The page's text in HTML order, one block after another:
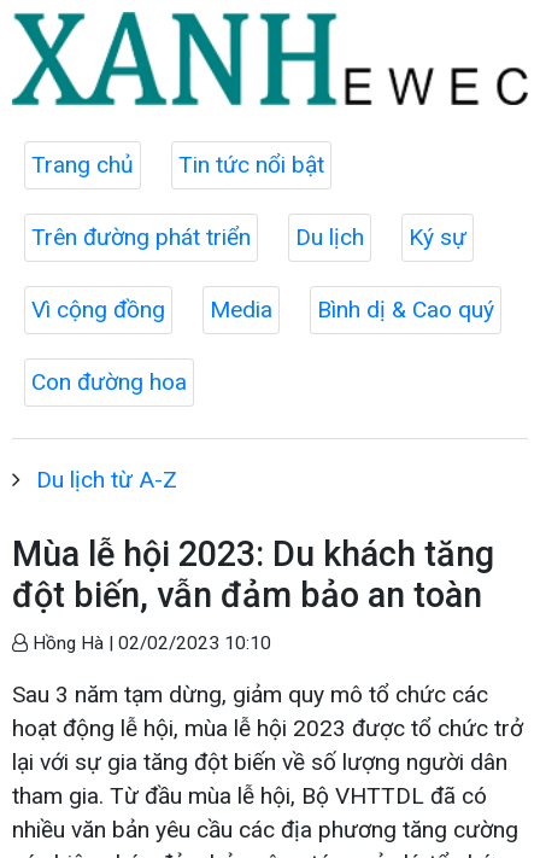
Trang chủ Tin tức nổi bật
Trên đường phát triển Du lịch Ký sự
Vì cộng đồng Media Bình dị & Cao quý
Con đường hoa
Du lịch từ A-Z
Mùa lễ hội 2023: Du khách tăng
đột biến, vẫn đảm bảo an toàn
Hồng Hà | 02/02/2023 10:10
Sau 3 năm tạm dừng, giảm quy mô tổ chức các
hoạt động lễ hội, mùa lễ hội 2023 được tổ chức trở
lại với sự gia tăng đột biến về số lượng người dân
tham gia. Từ đầu mùa lễ hội, Bộ VHTTDL đã có
nhiều văn bản yêu cầu các địa phương tăng cường